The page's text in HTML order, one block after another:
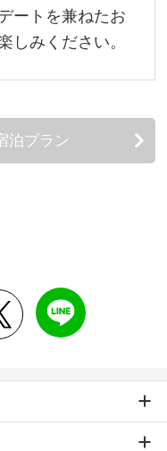
ートを兼ねたお
しみください。
泊プラン